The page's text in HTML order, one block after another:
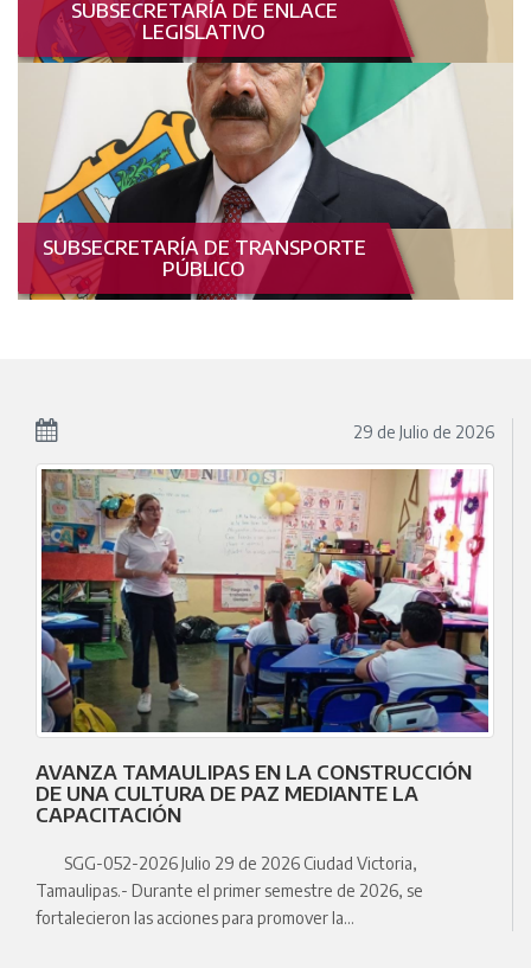
SUBSECRETARÍA DE ENLACE
LEGISLATIVO
SUBSECRETARÍA DE TRANSPORTE
PÚBLICO
29 de Julio de 2026
AVANZA TAMAULIPAS EN LA CONSTRUCCIÓN
DE UNA CULTURA DE PAZ MEDIANTE LA
CAPACITACIÓN
SGG-052-2026 Julio 29 de 2026 Ciudad Victoria,
Tamaulipas.- Durante el primer semestre de 2026, se
fortalecieron las acciones para promover la…